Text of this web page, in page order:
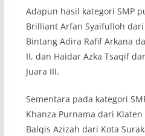
Adapun hasil kategori SMP
Brilliant Arfan Syaifulloh dari
Bintang Adira Rafif Arkana
II, dan Haidar Azka Tsaqif
Juara III.
Sementara pada kategori
Khanza Purnama dari
Balqis Azizah dari Kota